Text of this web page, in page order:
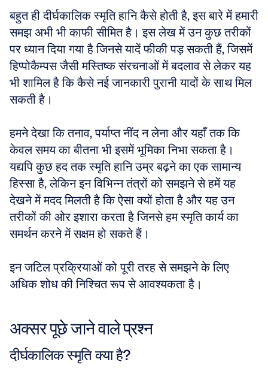
बहुत ही दीर्घकालिक स्मृति हानि कैसे होती है, इस बारे में हमारी
समझ अभी भी काफी सीमित है। इस लेख में उन कुछ तरीकों
पर ध्यान दिया गया है जिनसे यादें फीकी पड़ सकती हैं, जिसमें
हिप्पोकैम्पस जैसी मस्तिष्क संरचनाओं में बदलाव से लेकर यह
भी शामिल है कि कैसे नई जानकारी पुरानी यादों के साथ मिल
सकती है।
हमने देखा कि तनाव, पर्याप्त नींद न लेना और यहाँ तक कि
केवल समय का बीतना भी इसमें भूमिका निभा सकता है।
यद्यपि कुछ हद तक स्मृति हानि उम्र बढ़ने का एक सामान्य
हिस्सा है, लेकिन इन विभिन्न तंत्रों को समझने से हमें यह
देखने में मदद मिलती है कि ऐसा क्यों होता है और यह उन
तरीकों की ओर इशारा करता है जिनसे हम स्मृति कार्य का
समर्थन करने में सक्षम हो सकते हैं।
इन जटिल प्रक्रियाओं को पूरी तरह से समझने के लिए
अधिक शोध की निश्चित रूप से आवश्यकता है।
अक्सर पूछे जाने वाले प्रश्न
दीर्घकालिक स्मृति क्या है?